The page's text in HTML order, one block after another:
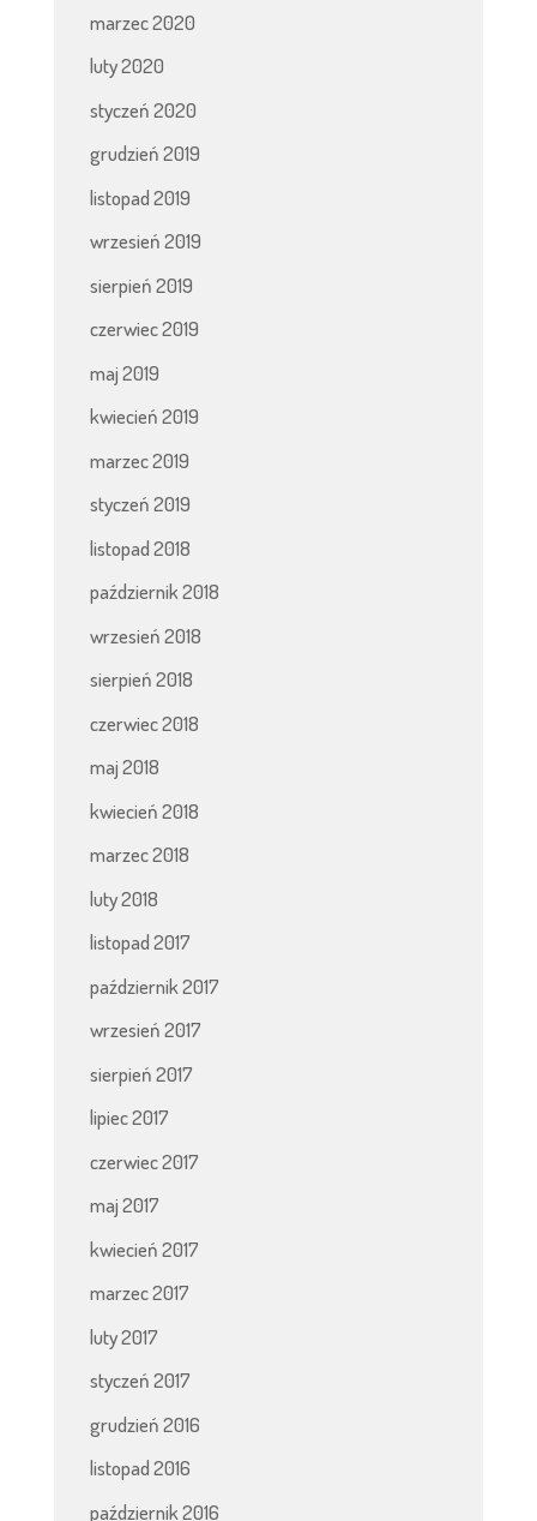
marzec 2020
luty 2020
styczeń 2020
grudzień 2019
listopad 2019
wrzesień 2019
sierpień 2019
czerwiec 2019
maj 2019
kwiecień 2019
marzec 2019
styczeń 2019
listopad 2018
październik 2018
wrzesień 2018
sierpień 2018
czerwiec 2018
maj 2018
kwiecień 2018
marzec 2018
luty 2018
listopad 2017
październik 2017
wrzesień 2017
sierpień 2017
lipiec 2017
czerwiec 2017
maj 2017
kwiecień 2017
marzec 2017
luty 2017
styczeń 2017
grudzień 2016
listopad 2016
październik 2016